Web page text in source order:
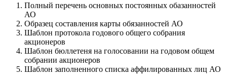
Полный перечень основных постоянных обазанностей
АО
Образец составления карты обязанностей АО
Шаблон протокола годового общего собрания
акционеров
Шаблон бюллетеня на голосовании на годовом общем
собрании акционеров
Шаблон заполненного списка аффилированных лиц АО